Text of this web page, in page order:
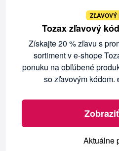
ZĽAVOVÝ
Tozax zľavový
Získajte 20 % zľavu s
sortiment v e-shope
ponuku na obľúbené
so zľavovým kódom.
Aktuálne